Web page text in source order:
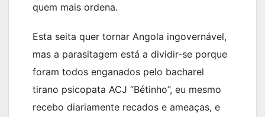
quem mais ordena.
Esta seita quer tornar Angola ingovernável,
mas a parasitagem está a dividir-se porque
foram todos enganados pelo bacharel
tirano psicopata ACJ “Bétinho”, eu mesmo
recebo diariamente recados e ameaças, e